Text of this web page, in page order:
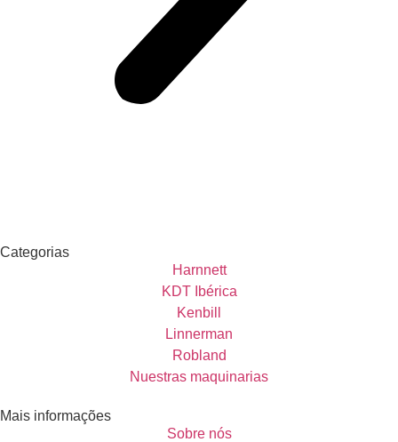
Categorias
Harnnett
KDT Ibérica
Kenbill
Linnerman
Robland
Nuestras maquinarias
Mais informações
Sobre nós